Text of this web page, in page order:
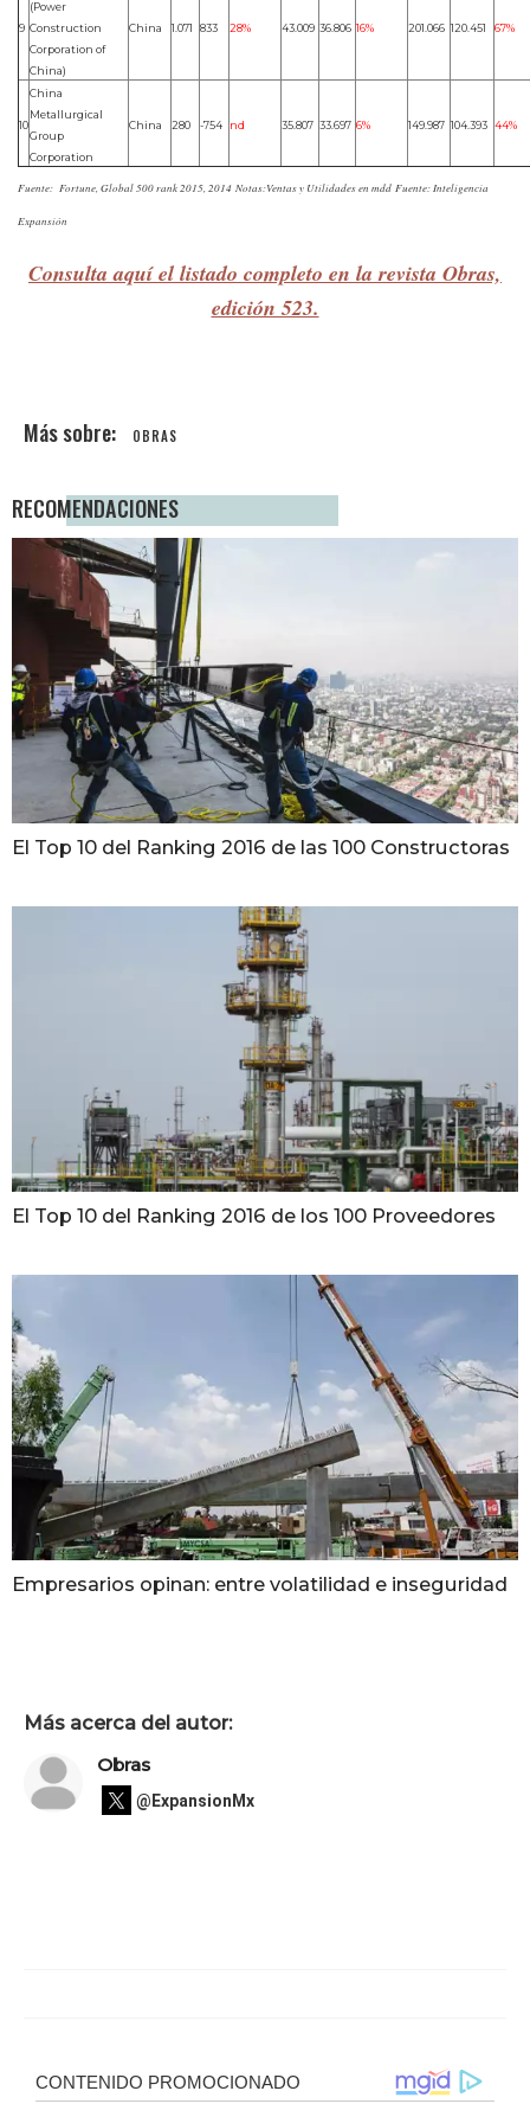
9
(Power
Construction
Corporation of
China)
China 1.071 833 28% 43.009 36.806 16% 201.066 120.451 67%
10
China
Metallurgical
Group
Corporation
China 280 -754 nd 35.807 33.697 6% 149.987 104.393 44%
Fuente: Fortune, Global 500 rank 2015, 2014 Notas:Ventas y Utilidades en mdd Fuente: Inteligencia
Expansión
Consulta aquí el listado completo en la revista Obras,
edición 523.
OBRAS
RECOMENDACIONES
El Top 10 del Ranking 2016 de las 100 Constructoras
El Top 10 del Ranking 2016 de los 100 Proveedores
Empresarios opinan: entre volatilidad e inseguridad
Más acerca del autor:
Obras
@ExpansionMx